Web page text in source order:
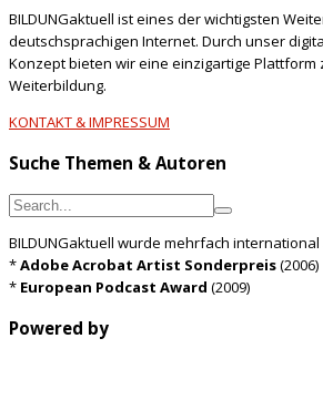
BILDUNGaktuell ist eines der wichtigsten
deutschsprachigen Internet. Durch unser
Konzept bieten wir eine einzigartige Plattform
Weiterbildung.
KONTAKT & IMPRESSUM
Suche Themen & Autoren
BILDUNGaktuell wurde mehrfach
*Adobe Acrobat Artist Sonderpreis(2006)
* European Podcast Award (2009)
Powered by